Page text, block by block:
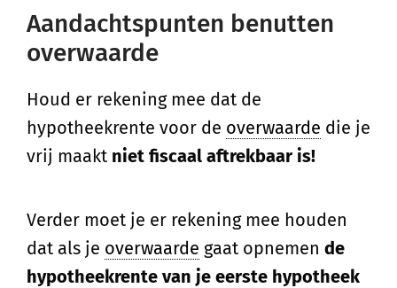
Aandachtspunten benutten
overwaarde
Houd er rekening mee dat de
hypotheekrente voor de overwaarde die je
vrij maakt niet fiscaal aftrekbaar is!
Verder moet je er rekening mee houden
dat als je overwaarde gaat opnemen de
hypotheekrente van je eerste hypotheek